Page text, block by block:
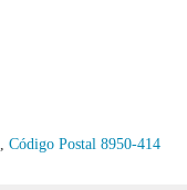
, Código Postal 8950-414